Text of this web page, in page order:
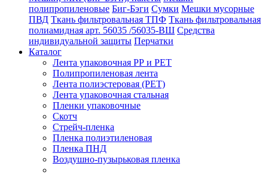
полипропиленовые Биг-Бэги Сумки Мешки мусорные
ПВД Ткань фильтровальная ТПФ Ткань фильтровальная
полиамидная арт. 56035 /56035-ВШ Средства
индивидуальной защиты Перчатки
Каталог
Лента упаковочная РР и РЕТ
Полипропиленовая лента
Лента полиэстеровая (РЕТ)
Лента упаковочная стальная
Пленки упаковочные
Скотч
Стрейч-пленка
Пленка полиэтиленовая
Пленка ПНД
Воздушно-пузырьковая пленка